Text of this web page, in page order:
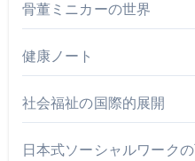
骨董ミニカーの世界
健康ノート
社会福祉の国際的展開
日本式ソーシャルワーク